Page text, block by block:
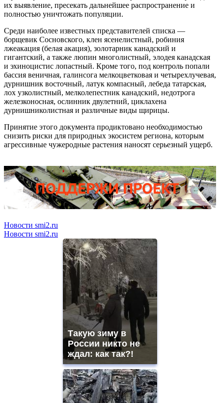
их выявление, пресекать дальнейшее распространение и
полностью уничтожать популяции.
Среди наиболее известных представителей списка —
борщевик Сосновского, клен ясенелистный, робиния
лжеакация (белая акация), золотарник канадский и
гигантский, а также люпин многолистный, элодея канадская
и эхиноцистис лопастный. Кроме того, под контроль попали
бассия веничная, галинсога мелкоцветковая и четырехлучевая,
дурнишник восточный, латук компасный, лебеда татарская,
лох узколистный, мелколепестник канадский, недотрога
железконосная, ослинник двулетний, циклахена
дурнишниколистная и различные виды щирицы.
Принятие этого документа продиктовано необходимостью
снизить риски для природных экосистем региона, которым
агрессивные чужеродные растения наносят серьезный ущерб.
Новости smi2.ru
Новости smi2.ru
Такую зиму в
России никто не
ждал: как так?!